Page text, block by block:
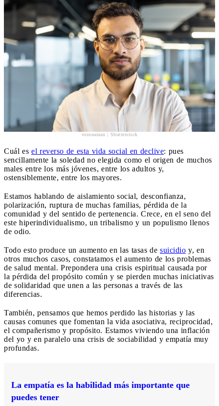
voronaman | Shutterstock
Cuál es el reverso de esta vida social en declive: pues
sencillamente la soledad no elegida como el origen de muchos
males entre los más jóvenes, entre los adultos y,
ostensiblemente, entre los mayores.
Estamos hablando de aislamiento social, desconfianza,
polarización, ruptura de muchas familias, pérdida de la
comunidad y del sentido de pertenencia. Crece, en el seno del
este hiperindividualismo, un tribalismo y un populismo llenos
de odio.
Todo esto produce un aumento en las tasas de suicidio y, en
otros muchos casos, constatamos el aumento de los problemas
de salud mental. Prepondera una crisis espiritual causada por
la pérdida del propósito común y se pierden muchas iniciativas
de solidaridad que unen a las personas a través de las
diferencias.
También, pensamos que hemos perdido las historias y las
causas comunes que fomentan la vida asociativa, reciprocidad,
el compañerismo y propósito. Estamos viviendo una inflación
del yo y en paralelo una crisis de sociabilidad y empatía muy
profundas.
La empatía es la habilidad más importante que
puedes tener